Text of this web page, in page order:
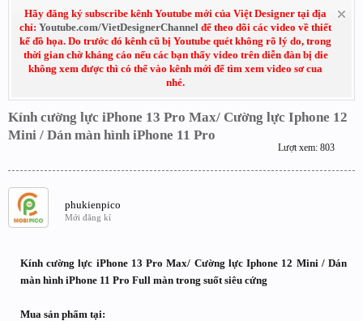
Hãy đăng ký subscribe kênh Youtube mới của Việt Designer tại địa
chỉ: Youtube.com/VietDesignerChannel để theo dõi các video về thiết
kế đồ họa. Do trước đó kênh cũ bị Youtube quét không rõ lý do, trong
thời gian chờ kháng cáo nếu các bạn thấy video trên diễn đàn bị die
không xem được thì có thể vào kênh mới để tìm xem video sơ cua
nhé.
Kính cường lực iPhone 13 Pro Max/ Cường lực Iphone 12
Mini / Dán màn hình iPhone 11 Pro
Lượt xem: 803
phukienpico
Mới đăng kí
Kính cường lực iPhone 13 Pro Max/ Cường lực Iphone 12 Mini / Dán
màn hình iPhone 11 Pro Full màn trong suốt siêu cứng
Mua sản phẩm tại: